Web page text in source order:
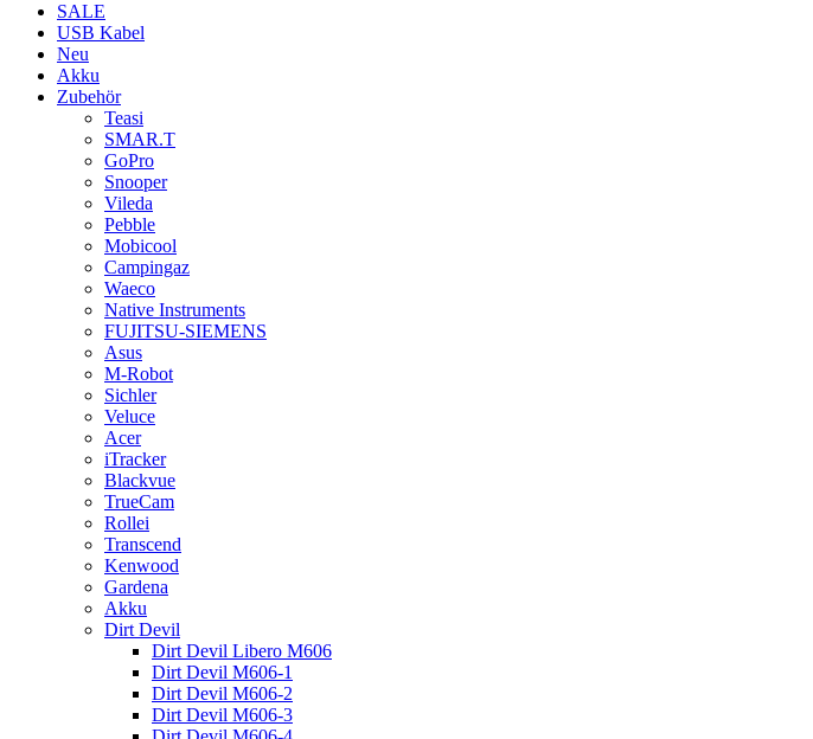
SALE
USB Kabel
Neu
Akku
Zubehör
Teasi
SMAR.T
GoPro
Snooper
Vileda
Pebble
Mobicool
Campingaz
Waeco
Native Instruments
FUJITSU-SIEMENS
Asus
M-Robot
Sichler
Veluce
Acer
iTracker
Blackvue
TrueCam
Rollei
Transcend
Kenwood
Gardena
Akku
Dirt Devil
Dirt Devil Libero M606
Dirt Devil M606-1
Dirt Devil M606-2
Dirt Devil M606-3